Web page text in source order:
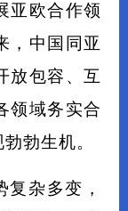
亚欧合作领
，中国同亚
放包容、互
领域务实合
勃生机。
杂多变，